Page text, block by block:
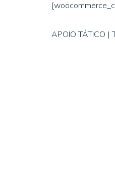
APOIO TÁTICO |